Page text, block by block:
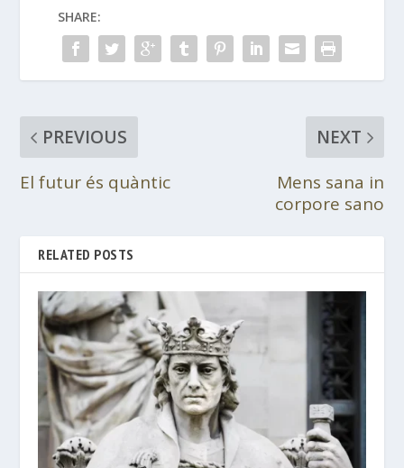
SHARE:
PREVIOUS
El futur és quàntic
NEXT
Mens sana in
corpore sano
RELATED POSTS